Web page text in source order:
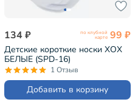
134 ₽ по клубной
карте 99 ₽
Детские короткие носки ХОХ
БЕЛЫЕ (SPD-16)
1 Отзыв
Добавить в корзину